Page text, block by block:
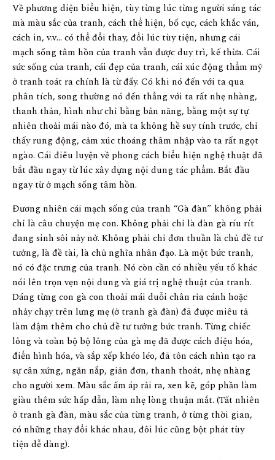
Về phương diện biểu hiện, tùy từng lúc từng người sáng tác
mà màu sắc của tranh, cách thể hiện, bố cục, cách khắc ván,
cách in, v.v… có thể đổi thay, đổi lúc tùy tiện, nhưng cái
mạch sống tâm hồn của tranh vẫn được duy trì, kế thừa. Cái
sức sống của tranh, cái đẹp của tranh, cái xúc động thẩm mỹ
ở tranh toát ra chính là từ đấy. Có khi nó đến với ta qua
phân tích, song thường nó đến thẳng với ta rất nhẹ nhàng,
thanh thản, hình như chỉ bằng bản năng, bằng một sự tự
nhiên thoải mái nào đó, mà ta không hề suy tính trước, chỉ
thấy rung động, cảm xúc thoáng thâm nhập vào ta rất ngọt
ngào. Cái điêu luyện về phong cách biểu hiện nghệ thuật đã
bắt đầu ngay từ lúc xây dựng nội dung tác phẩm. Bắt đầu
ngay từ ở mạch sống tâm hồn.
Đương nhiên cái mạch sống của tranh “Gà đàn” không phải
chỉ là câu chuyện mẹ con. Không phải chỉ là đàn gà ríu rít
đang sinh sôi nảy nở. Không phải chỉ đơn thuần là chủ đề tư
tưởng, là đề tài, là chủ nghĩa nhân đạo. Là một bức tranh,
nó có đặc trưng của tranh. Nó còn cần có nhiều yếu tố khác
nói lên trọn vẹn nội dung và giá trị nghệ thuật của tranh.
Dáng từng con gà con thoải mái duỗi chân rỉa cánh hoặc
nhảy chạy trên lưng mẹ (ở tranh gà đàn) đã được miêu tả
làm đậm thêm cho chủ đề tư tưởng bức tranh. Từng chiếc
lông và toàn bộ bộ lông của gà mẹ đã được cách điệu hóa,
điển hình hóa, và sắp xếp khéo léo, đã tôn cách nhìn tạo ra
sự cân xứng, ngăn nắp, giản đơn, thanh thoát, nhẹ nhàng
cho người xem. Màu sắc ấm áp rải ra, xen kẽ, góp phần làm
giàu thêm sức hấp dẫn, làm nhẹ lòng thuận mắt. (Tất nhiên
ở tranh gà đàn, màu sắc của từng tranh, ở từng thời gian,
có những thay đổi khác nhau, đôi lúc cũng bột phát tùy
tiện dễ dàng).